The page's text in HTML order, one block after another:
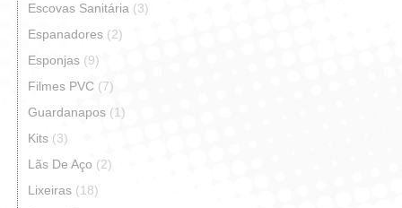
Escovas Sanitária (3)
Espanadores (2)
Esponjas (9)
Filmes PVC (7)
Guardanapos (1)
Kits (3)
Lãs De Aço (2)
Lixeiras (18)